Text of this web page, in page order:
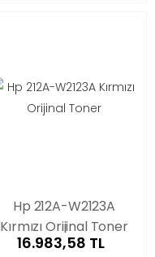
Hp 212A-W2123A
Kırmızı Orijinal Toner
16.983,58 TL